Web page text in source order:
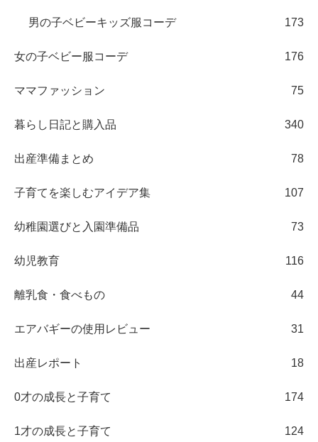
男の子ベビーキッズ服コーデ 173
女の子ベビー服コーデ 176
ママファッション 75
暮らし日記と購入品 340
出産準備まとめ 78
子育てを楽しむアイデア集 107
幼稚園選びと入園準備品 73
幼児教育 116
離乳食・食べもの 44
エアバギーの使用レビュー 31
出産レポート 18
0才の成長と子育て 174
1才の成長と子育て 124